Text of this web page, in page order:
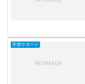
学習サポート